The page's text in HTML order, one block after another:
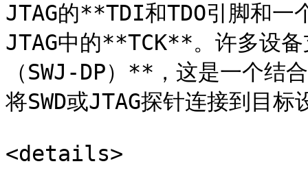
JTAG的**TDI和TDO引脚和
JTAG中的**TCK**。许多设
（SWJ-DP）**，这是一个结
将SWD或JTAG探针连接到目标
<details>